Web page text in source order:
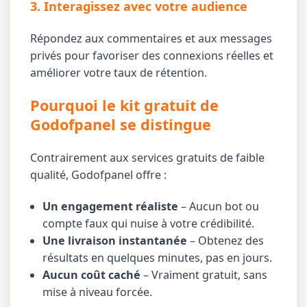
3. Interagissez avec votre audience
Répondez aux commentaires et aux messages
privés pour favoriser des connexions réelles et
améliorer votre taux de rétention.
Pourquoi le kit gratuit de
Godofpanel se distingue
Contrairement aux services gratuits de faible
qualité, Godofpanel offre :
Un engagement réaliste – Aucun bot ou
compte faux qui nuise à votre crédibilité.
Une livraison instantanée – Obtenez des
résultats en quelques minutes, pas en jours.
Aucun coût caché – Vraiment gratuit, sans
mise à niveau forcée.